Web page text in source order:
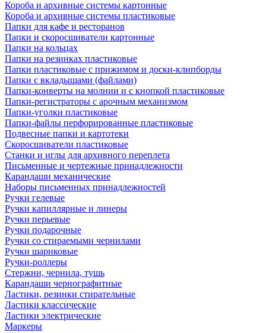
Короба и архивные системы картонные
Короба и архивные системы пластиковые
Папки для кафе и ресторанов
Папки и скоросшиватели картонные
Папки на кольцах
Папки на резинках пластиковые
Папки пластиковые с прижимом и доски-клипборды
Папки с вкладышами (файлами)
Папки-конверты на молнии и с кнопкой пластиковые
Папки-регистраторы с арочным механизмом
Папки-уголки пластиковые
Папки-файлы перфорированные пластиковые
Подвесные папки и картотеки
Скоросшиватели пластиковые
Станки и иглы для архивного переплета
Письменные и чертежные принадлежности
Карандаши механические
Наборы письменных принадлежностей
Ручки гелевые
Ручки капиллярные и линеры
Ручки перьевые
Ручки подарочные
Ручки со стираемыми чернилами
Ручки шариковые
Ручки-роллеры
Стержни, чернила, тушь
Карандаши чернографитные
Ластики, резинки стирательные
Ластики классические
Ластики электрические
Маркеры